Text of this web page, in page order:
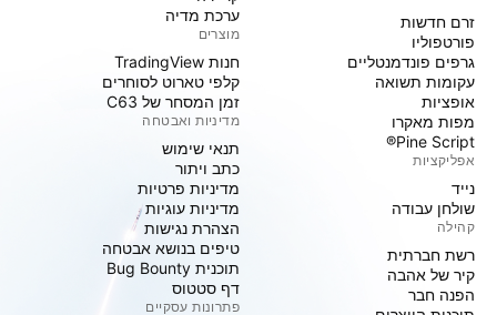
זרם חדשות
פורטפוליו
גרפים פונדמנטליים
עקומות תשואה
אופציות
מפות מאקרו
Pine Script®
אפליקציות
נייד
שולחן עבודה
קהילה
רשת חברתית
קיר של אהבה
הפנה חבר
ערכת מדיה
מוצרים
חנות TradingView
קלפי טארוט לסוחרים
זמן המסחר של C63
מדיניות ואבטחה
תנאי שימוש
כתב ויתור
מדיניות פרטיות
מדיניות עוגיות
הצהרת נגישות
טיפים בנושא אבטחה
תוכנית Bug Bounty
דף סטטוס
פתרונות עסקיים